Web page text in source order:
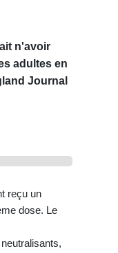
n'avoir
adultes en
Journal
reçu un
dose. Le